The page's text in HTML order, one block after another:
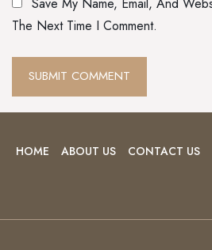
The Next Time I Comment.
HOME ABOUT US CONTACT US